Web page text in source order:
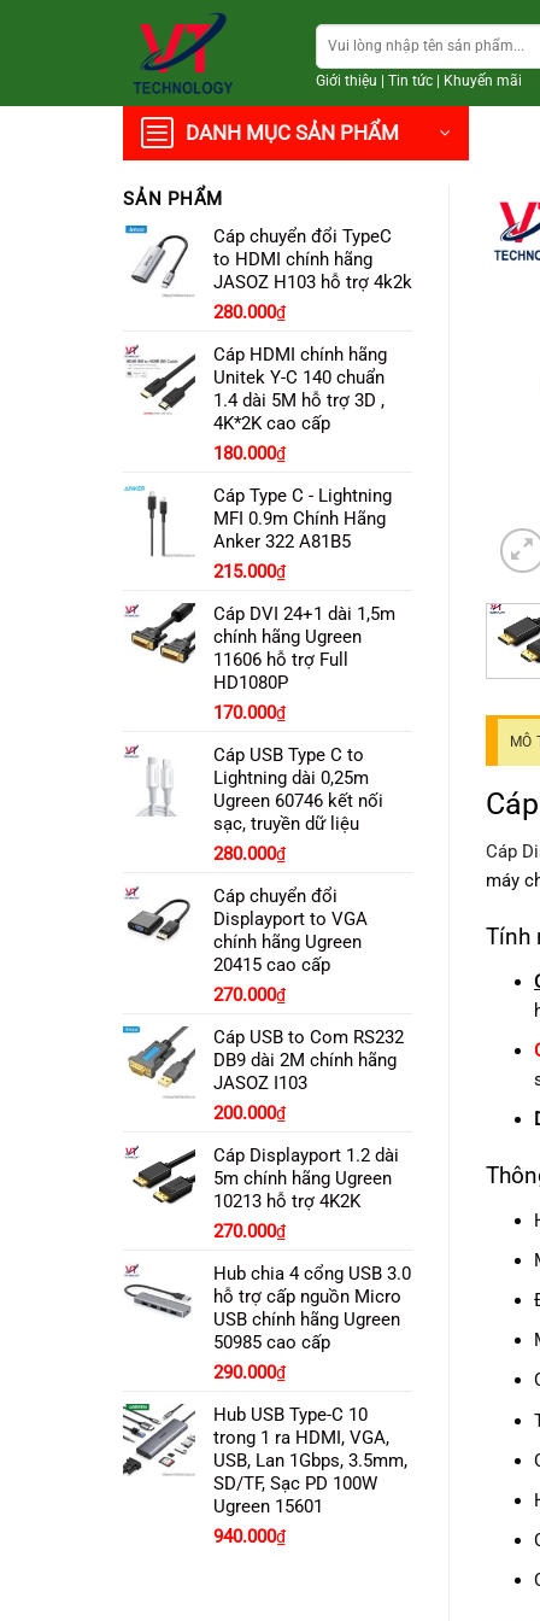
Tìm
kiếm:
Giới thiệu Tin tức| Khuyến mãi
DANH MỤC SẢN PHẨM
SẢN PHẨM
Cáp chuyển đổi TypeC
to HDMI chính hãng
JASOZ H103 hỗ trợ 4k2k
Giá
là:
350.000₫.
280.000₫Giá
tại
là:
280.000₫.
Cáp HDMI chính hãng
Unitek Y-C 140 chuẩn
1.4 dài 5M hỗ trợ 3D ,
4K*2K cao cấp
180.000₫
Cáp Type C - Lightning
MFI 0.9m Chính Hãng
Anker 322 A81B5
Giá
là:
280.000₫.
215.000₫Giá
tại
là:
215.000₫.
Cáp DVI 24+1 dài 1,5m
chính hãng Ugreen
11606 hỗ trợ Full
HD1080P
170.000₫
Cáp USB Type C to
Lightning dài 0,25m
Ugreen 60746 kết nối
sạc, truyền dữ liệu
280.000₫
Cáp chuyển đổi
Displayport to VGA
chính hãng Ugreen
20415 cao cấp
270.000₫
Cáp USB to Com RS232
DB9 dài 2M chính hãng
JASOZ I103
200.000₫
Cáp Displayport 1.2 dài
5m chính hãng Ugreen
10213 hỗ trợ 4K2K
270.000₫
Hub chia 4 cổng USB 3.0
hỗ trợ cấp nguồn Micro
USB chính hãng Ugreen
50985 cao cấp
290.000₫
Hub USB Type-C 10
trong 1 ra HDMI, VGA,
USB, Lan 1Gbps, 3.5mm,
SD/TF, Sạc PD 100W
Ugreen 15601
Giá
940.000₫Giá
MÔ
Cáp
máy
Tính